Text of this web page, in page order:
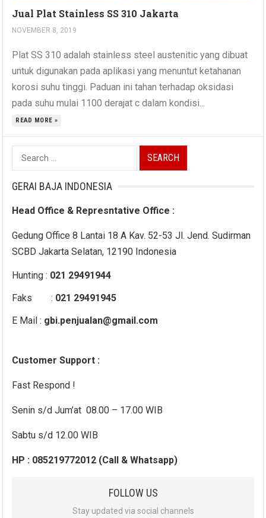
Jual Plat Stainless SS 310 Jakarta
NOVEMBER 8, 2019
Plat SS 310 adalah stainless steel austenitic yang dibuat
untuk digunakan pada aplikasi yang menuntut ketahanan
korosi suhu tinggi. Paduan ini tahan terhadap oksidasi
pada suhu mulai 1100 derajat c dalam kondisi...
READ MORE »
Search
for:
GERAI BAJA INDONESIA
Head Office & Represntative Office :
Gedung Office 8 Lantai 18 A Kav. 52-53 Jl. Jend. Sudirman
SCBD Jakarta Selatan, 12190 Indonesia
Hunting : 021 29491944
Faks : 021 29491945
E Mail : gbi.penjualan@gmail.com
Customer Support :
Fast Respond !
Senin s/d Jum’at 08.00 – 17.00 WIB
Sabtu s/d 12.00 WIB
HP : 085219772012 (Call & Whatsapp)
FOLLOW US
Stay updated via social channels